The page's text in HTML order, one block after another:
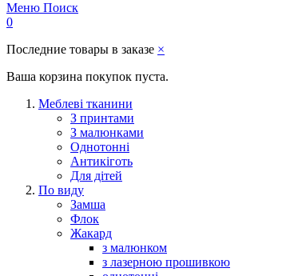
Меню Поиск
0
Последние товары в заказе ×
Ваша корзина покупок пуста.
Меблеві тканини
З принтами
З малюнками
Однотонні
Антикіготь
Для дітей
По виду
Замша
Флок
Жакард
з малюнком
з лазерною прошивкою